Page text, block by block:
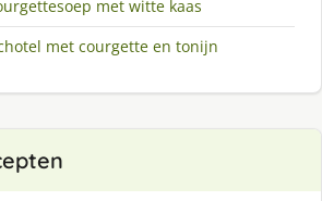
met witte kaas
met courgette en tonijn